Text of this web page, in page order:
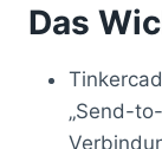
Das
„Send-